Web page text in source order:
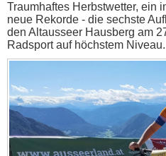
Traumhaftes Herbstwetter, ein
neue Rekorde - die sechste
den Altausseer Hausberg am
Radsport auf höchstem Niveau.